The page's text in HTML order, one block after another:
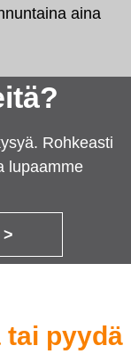
aina
Rohkeasti
lupaamme
>
tai pyydä